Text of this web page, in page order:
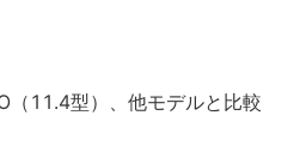
（11.4型）、他モデルと比較